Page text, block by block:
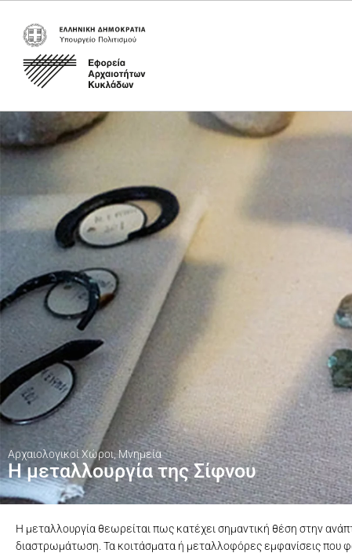
Αρχαιολογικοί Χώροι,Μνημεία
Η μεταλλουργία της Σίφνου
Η μεταλλουργία θεωρείται πως κατέχει σημαντική θέση στην
διαστρωμάτωση. Τα κοιτάσματα ή μεταλλοφόρες εμφανίσεις που